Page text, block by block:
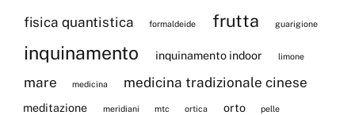
fisica quantistica
formaldeide frutta guarigione
inquinamento inquinamento indoor limone
mare medicina medicina tradizionale cinese
meditazione meridiani mtc ortica orto pelle